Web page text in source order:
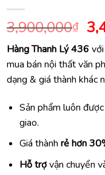
3,900,000₫
là:
Hàng Thanh Lý 436
mua bán nội thất văn
dạng & giá thành khác
Sản phẩm luôn được
giao.
Giá thành rẻ hơn
Hỗ trợvận chuyển